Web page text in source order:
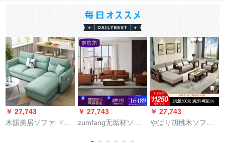
￥ 27,743
木韻美居ソファ·ドレ
￥ 27,743
zumfang无垢材ソフ
￥ 27,743
やぱり胡桃木ソファ